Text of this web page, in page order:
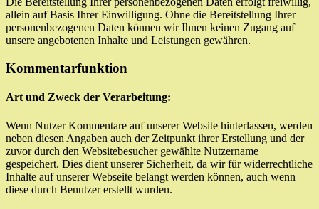
allein auf Basis Ihrer Einwilligung. Ohne die Bereitstellung Ihrer
personenbezogenen Daten können wir Ihnen keinen Zugang auf
unsere angebotenen Inhalte und Leistungen gewähren.
Kommentarfunktion
Art und Zweck der Verarbeitung:
Wenn Nutzer Kommentare auf unserer Website hinterlassen, werden
neben diesen Angaben auch der Zeitpunkt ihrer Erstellung und der
zuvor durch den Websitebesucher gewählte Nutzername
gespeichert. Dies dient unserer Sicherheit, da wir für widerrechtliche
Inhalte auf unserer Webseite belangt werden können, auch wenn
diese durch Benutzer erstellt wurden.